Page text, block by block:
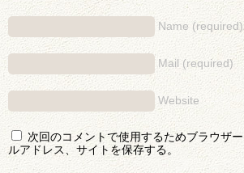
Name (required)
Mail (required)
Website
次回のコメントで使用するためブラウザ
ルアドレス、サイトを保存する。